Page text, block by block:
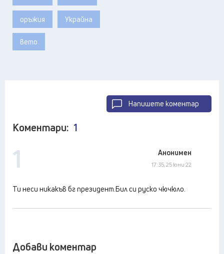
оръжия Украйна
вето
Напишете коментар
Коментари: 1
1 Анонимен
17:35, 25 юни 22
Ти неси никакъв бг президент.Бил си руско чючюло.
Добави коментар